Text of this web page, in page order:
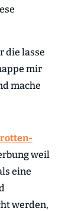
die lasse
mir
mache
weil
eine
werden,